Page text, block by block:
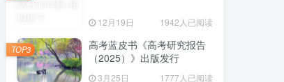
12月19日 1942人已阅读
高考蓝皮书《高考研究报告
（2025）》出版发行
3月25日 1777人已阅读
TOP3